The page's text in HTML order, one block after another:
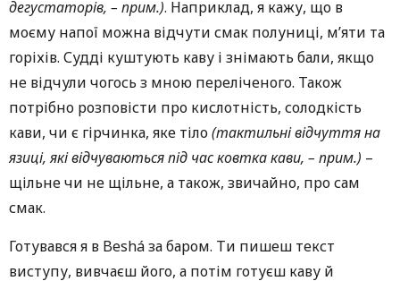
дегустаторів, – прим.). Наприклад, я кажу, що в
моєму напої можна відчути смак полуниці, м’яти та
горіхів. Судді куштують каву і знімають бали, якщо
не відчули чогось з мною переліченого. Також
потрібно розповісти про кислотність, солодкість
кави, чи є гірчинка, яке тіло(тактильні відчуття на
язиці, які відчуваються під час ковтка кави, – прим.) –
щільне чи не щільне, а також, звичайно, про сам
смак.
Готувався я в Beshá за баром. Ти пишеш текст
виступу, вивчаєш його, а потім готуєш каву й